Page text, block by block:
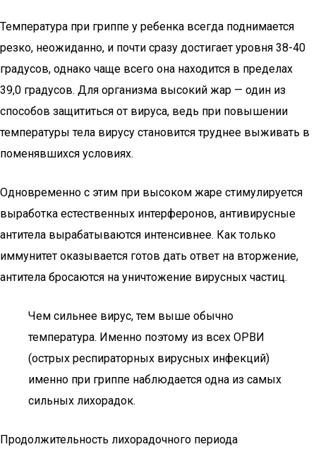
Температура при гриппе у ребенка всегда поднимается
резко, неожиданно, и почти сразу достигает уровня 38-40
градусов, однако чаще всего она находится в пределах
39,0 градусов. Для организма высокий жар — один из
способов защититься от вируса, ведь при повышении
температуры тела вирусу становится труднее выживать в
поменявшихся условиях.
Одновременно с этим при высоком жаре стимулируется
выработка естественных интерферонов, антивирусные
антитела вырабатываются интенсивнее. Как только
иммунитет оказывается готов дать ответ на вторжение,
антитела бросаются на уничтожение вирусных частиц.
Чем сильнее вирус, тем выше обычно
температура. Именно поэтому из всех ОРВИ
(острых респираторных вирусных инфекций)
именно при гриппе наблюдается одна из самых
сильных лихорадок.
Продолжительность лихорадочного периода